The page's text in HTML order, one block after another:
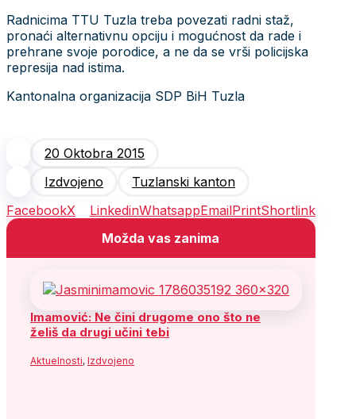
Radnicima TTU Tuzla treba povezati radni staž,
pronaći alternativnu opciju i mogućnost da rade i
prehrane svoje porodice, a ne da se vrši policijska
represija nad istima.
Kantonalna organizacija SDP BiH Tuzla
20 Oktobra 2015
Izdvojeno
Tuzlanski kanton
FacebookX LinkedinWhatsappEmailPrintShortlink
Možda vas zanima
Imamović: Ne čini drugome ono što ne
želiš da drugi učini tebi
Aktuelnosti, Izdvojeno